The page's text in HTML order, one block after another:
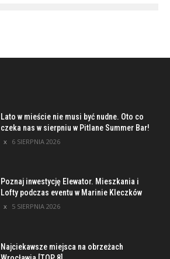
Lato w mieście nie musi być nudne. Oto co
czeka nas w sierpniu w Pitlane Summer Bar!
6 SIERPNIA 2026
Poznaj inwestycję Elewator. Mieszkania i
Lofty podczas eventu w Marinie Kleczków
5 SIERPNIA 2026
Najciekawsze miejsca na obrzeżach